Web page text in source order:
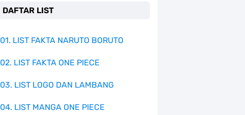
DAFTAR LIST
01. LIST FAKTA NARUTO BORUTO
02. LIST FAKTA ONE PIECE
03. LIST LOGO DAN LAMBANG
04. LIST MANGA ONE PIECE